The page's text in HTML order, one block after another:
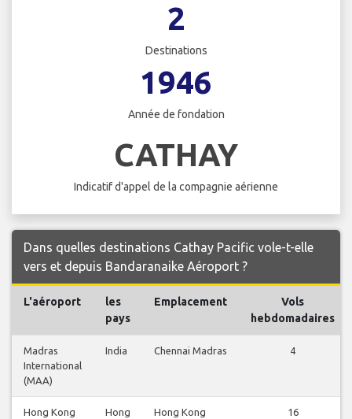
2
Destinations
1946
Année de fondation
CATHAY
Indicatif d'appel de la compagnie aérienne
Dans quelles destinations Cathay Pacific vole-t-elle
vers et depuis Bandaranaike Aéroport ?
L'aéroport
les
pays
Emplacement
Vols
hebdomadaires
Madras
International
(MAA)
India Chennai Madras 4
Hong Kong
Hong
Hong Kong 16